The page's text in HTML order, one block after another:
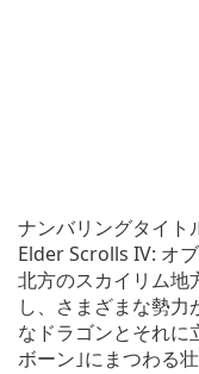
ナンバリングタイ
Elder Scrolls IV: オ
北方のスカイリム地
し、さまざまな勢
なドラゴンとそれに
ボーン｣にまつわる